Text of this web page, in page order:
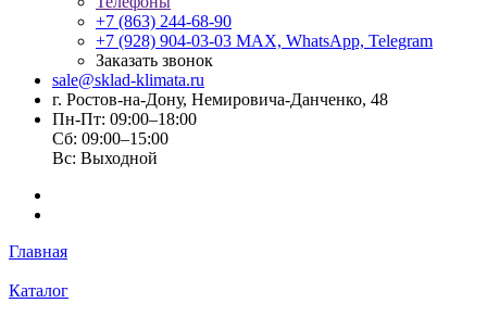
+7 (863) 244-68-90
+7 (928) 904-03-03 MAX, WhatsApp, Telegram
Заказать звонок
sale@sklad-klimata.ru
г. Ростов-на-Дону, Немировича-Данченко, 48
Пн-Пт: 09:00–18:00
Сб: 09:00–15:00
Вс: Выходной
Главная
Каталог